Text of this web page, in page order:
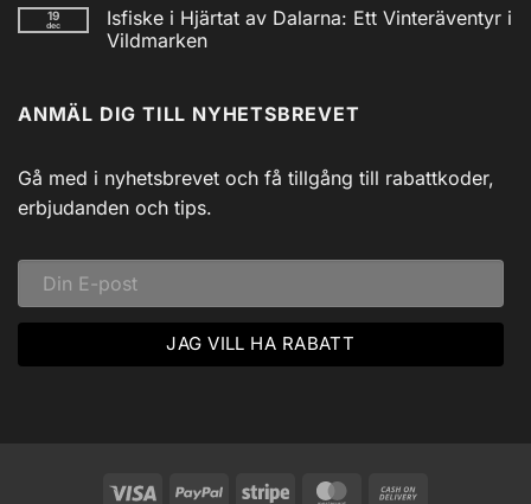
AM/FM
Powerbank
inkl
till
Utforska
Siljans
Svadlings
Guidade
19
dec
Isfiske i Hjärtat av Dalarna: Ett Vinteräventyr i
Vildmarken
Isfiske
i
Dalarna:
Ett
Vinteräventyr
i
ANMÄL DIG TILL NYHETSBREVET
Gå med i nyhetsbrevet och få tillgång till rabattkoder,
erbjudanden och tips.
Visa PayPal Stripe MasterCard